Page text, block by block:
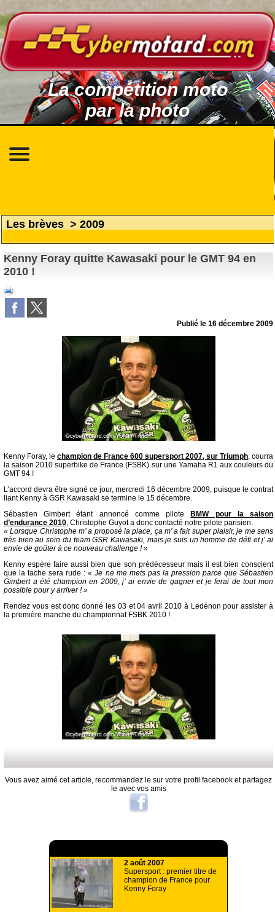
La compétition moto
par la photo
Les brèves > 2009
Kenny Foray quitte Kawasaki pour le GMT 94 en
2010 !
Publié le16 décembre 2009
Kenny Foray, lechampion de France 600 supersport 2007, sur Triumph, courra
la saison 2010 superbike de France (FSBK) sur une Yamaha R1 aux couleurs du
GMT 94 !
L’accord devra être signé ce jour, mercredi 16 décembre 2009, puisque le contrat
liant Kenny à GSR Kawasaki se termine le 15 décembre.
Sébastien Gimbert étant annoncé comme pilote
BMW pour la saison
d’endurance 2010, Christophe Guyot a donc contacté notre pilote parisien.
« Lorsque Christophe m’ a proposé la place, ça m’ a fait super plaisir, je me sens
très bien au sein du team GSR Kawasaki, mais je suis un homme de défi et j’ ai
envie de goûter à ce nouveau challenge ! »
Kenny espère faire aussi bien que son prédécesseur mais il est bien conscient
que la tache sera rude :« Je ne me mets pas la pression parce que Sébastien
Gimbert a été champion en 2009, j’ ai envie de gagner et je ferai de tout mon
possible pour y arriver ! »
Rendez vous est donc donné les 03 et 04 avril 2010 à Ledénon pour assister à
la première manche du championnat FSBK 2010 !
Vous avez aimé cet article, recommandez le sur votre profil facebook et partagez
le avec vos amis
2 août 2007
Supersport : premier titre de
champion de France pour
Kenny Foray